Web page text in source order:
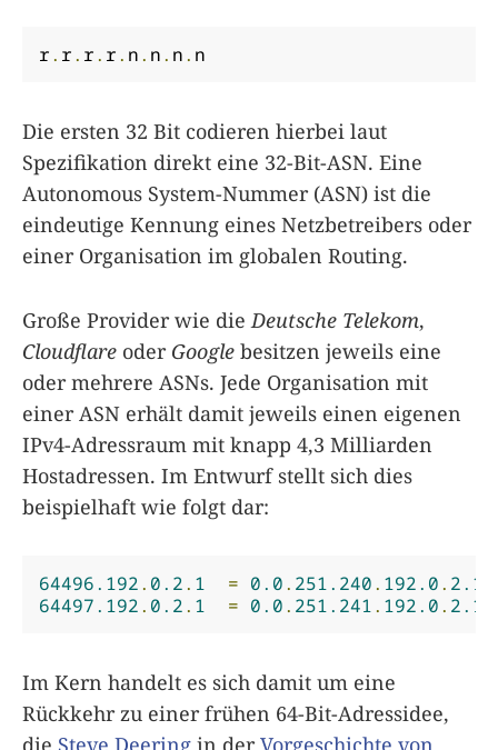
r. r. r. r. n. n. n. n
Die ersten 32 Bit codieren hierbei laut
Spezifikation direkt eine 32-Bit-ASN. Eine
Autonomous System-Nummer (ASN) ist die
eindeutige Kennung eines Netzbetreibers oder
einer Organisation im globalen Routing.
Große Provider wie die Deutsche Telekom,
Cloudflare oder Google besitzen jeweils eine
oder mehrere ASNs. Jede Organisation mit
einer ASN erhält damit jeweils einen eigenen
IPv4-Adressraum mit knapp 4,3 Milliarden
Hostadressen. Im Entwurf stellt sich dies
beispielhaft wie folgt dar:
64496.192. 0.2. 1 = 0.0. 251.240. 192.0. 2.1
64497.192. 0.2. 1 = 0.0. 251.241. 192.0. 2.1
Im Kern handelt es sich damit um eine
Rückkehr zu einer frühen 64-Bit-Adressidee,
die Steve Deering in derVorgeschichte von